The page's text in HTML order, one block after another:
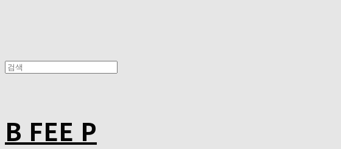
B FEE P